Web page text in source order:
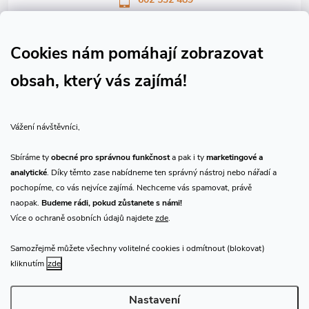
Cookies nám pomáhají zobrazovat
obsah, který vás zajímá!
Vážení návštěvníci,
Sbíráme tyobecné pro správnou funkčnosta pak i tymarketingové a
analytické. Díky těmto zase nabídneme ten správný nástroj nebo nářadí a
pochopíme, co vás nejvíce zajímá. Nechceme vás spamovat, právě
naopak. Budeme rádi, pokud zůstanete s námi!
Více o ochraně osobních údajů najdetezde.
Samozřejmě můžete všechny volitelné cookies i odmítnout (blokovat)
kliknutím zde
Nastavení
Sledujte náš vlog CHN_CZ
Přijímáme online platby